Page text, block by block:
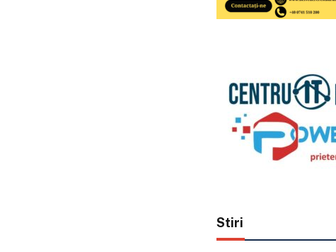
Stiri